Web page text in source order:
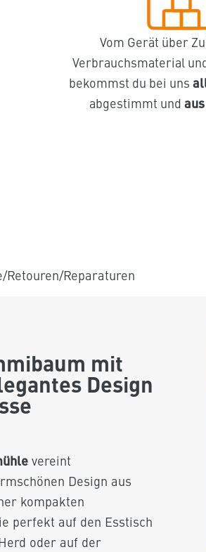
Vom Gerät über
Verbrauchsmaterial
bekommst du bei uns
abgestimmt und
Retouren/Reparaturen
mit
Design
vereint
Design aus
kompakten
perfekt auf den Esstisch
oder auf der